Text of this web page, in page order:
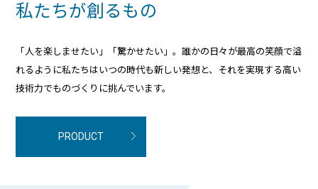
私たちが創るもの
「人を楽しませたい」「驚かせたい」。誰かの日々が最高の笑顔で溢
れるように私たちはいつの時代も新しい発想と、それを実現する高い
技術力でものづくりに挑んでいます。
PRODUCT